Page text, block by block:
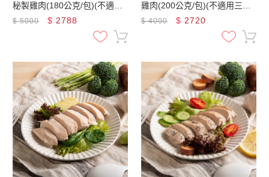
秘製雞肉(180公克/包)(不適用
三杯雞及椰香綠咖哩口味)
$5000 $ 2788
雞肉(200公克/包)(不適用三杯
雞及椰香綠咖哩口味)
$4000 $ 2720